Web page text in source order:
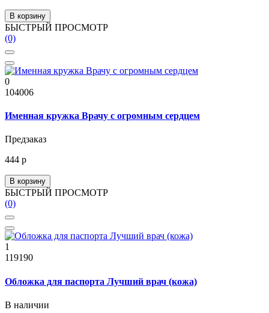
В корзину
БЫСТРЫЙ ПРОСМОТР
(0)
0
104006
Именная кружка Врачу с огромным сердцем
Предзаказ
444 р
В корзину
БЫСТРЫЙ ПРОСМОТР
(0)
1
119190
Обложка для паспорта Лучший врач (кожа)
В наличии